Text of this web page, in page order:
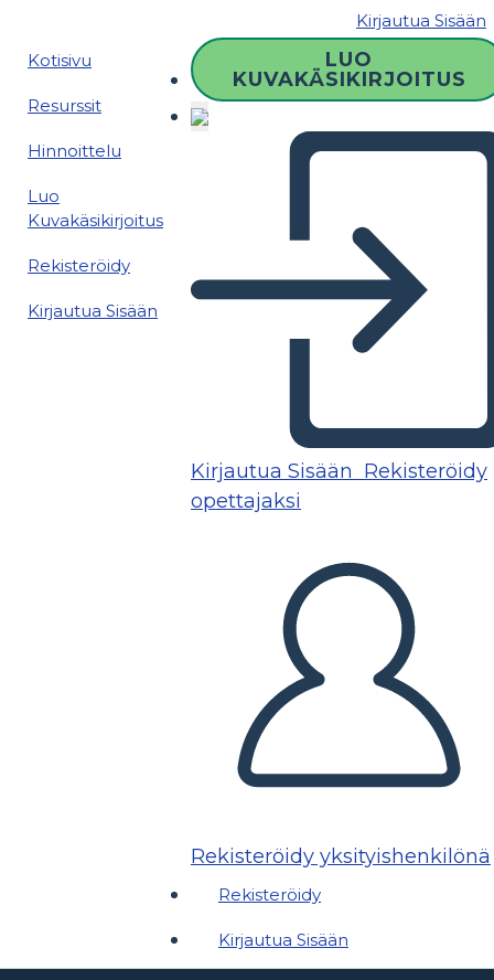
Kirjautua Sisään
Kotisivu
Resurssit
Hinnoittelu
Luo
Kuvakäsikirjoitus
Rekisteröidy
Kirjautua Sisään
LUO
KUVAKÄSIKIRJOITUS
Kirjautua Sisään Rekisteröidy
opettajaksi
Rekisteröidy yksityishenkilönä
Rekisteröidy
Kirjautua Sisään